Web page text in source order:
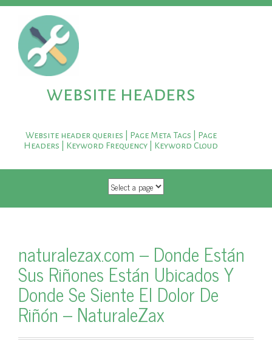
website headers
Website header queries | Page Meta Tags | Page
Headers | Keyword Frequency | Keyword Cloud
SKIP TO CONTENT
naturalezax.com – Donde Están
Sus Riñones Están Ubicados Y
Donde Se Siente El Dolor De
Riñón – NaturaleZax